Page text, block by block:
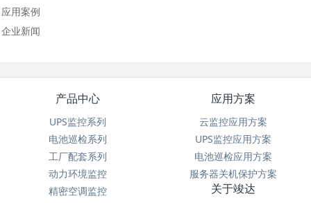
应用案例
企业新闻
产品中心
UPS监控系列
电池巡检系列
工厂配套系列
动力环境监控
精密空调监控
应用方案
云监控应用方案
UPS监控应用方案
电池巡检应用方案
服务器关机保护方案
关于竣达